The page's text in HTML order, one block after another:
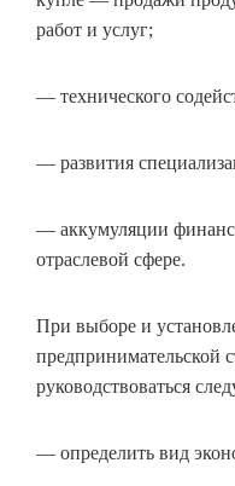
работ и услуг;
— технического
— развития
— аккумуляции
отраслевой сфере.
При выборе и
предпринимательской
руководствоваться
— определить вид